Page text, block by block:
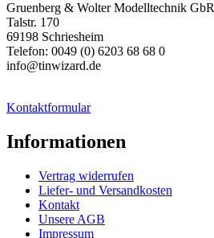
Gruenberg & Wolter Modelltechnik GbR
Talstr. 170
69198 Schriesheim
Telefon: 0049 (0) 6203 68 68 0
info@tinwizard.de
Kontaktformular
Informationen
Vertrag widerrufen
Liefer- und Versandkosten
Kontakt
Unsere AGB
Impressum